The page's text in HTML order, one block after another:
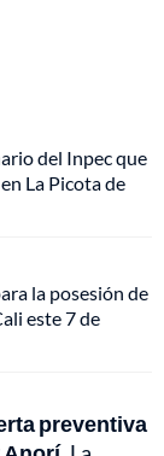
del Inpec que
La Picota de
la posesión de
este 7 de
preventiva